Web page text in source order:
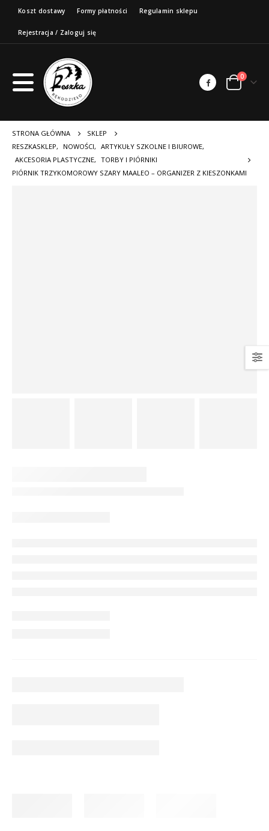
Koszt dostawy Formy płatności Regulamin sklepu
Rejestracja / Zaloguj się
0
STRONA GŁÓWNA
SKLEP
RESZKASKLEP, NOWOŚCI, ARTYKUŁY SZKOLNE I BIUROWE,
AKCESORIA PLASTYCZNE, TORBY I PIÓRNIKI
PIÓRNIK TRZYKOMOROWY SZARY MAALEO – ORGANIZER Z KIESZONKAMI